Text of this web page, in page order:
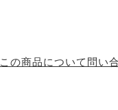
この商品について問い